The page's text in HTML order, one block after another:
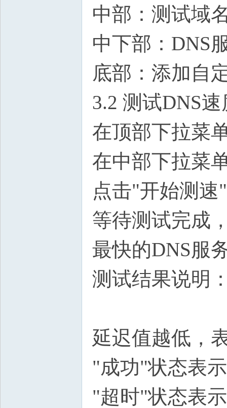
中部：测试域
中下部：DNS
底部：添加自
3.2 测试DNS速
在顶部下拉菜
在中部下拉菜
点击"开始测速
等待测试完成
最快的DNS服
测试结果说明
延迟值越低，
"成功"状态表
"超时"状态表